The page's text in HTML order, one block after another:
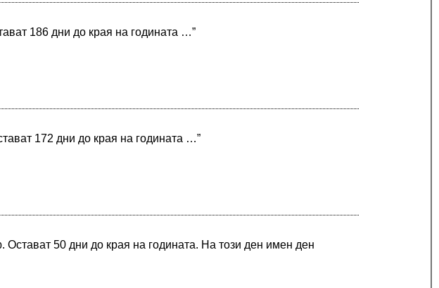
186 дни до края на годината …”
172 дни до края на годината …”
Остават 50 дни до края на годината. На този ден имен ден